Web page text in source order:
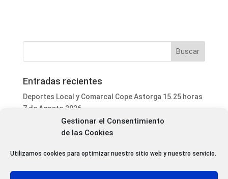
Gestionar el Consentimiento
de las Cookies
Utilizamos cookies para optimizar nuestro sitio web y nuestro servicio.
Entradas recientes
Deportes Local y Comarcal Cope Astorga 15.25 horas
7 de Agosto 2026
Informativo Mediodía Cope Astorga 14.20 horas 7 de
Agosto 2026
San Justo de la Vega acoge este fin de semana un